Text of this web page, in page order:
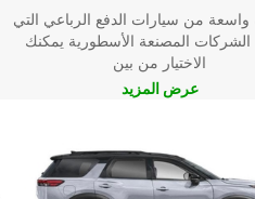
من سيارات الدفع الرباعي التي
الشركات المصنعة الأسطورية يمكنك
الاختيار من بين
عرض المزيد